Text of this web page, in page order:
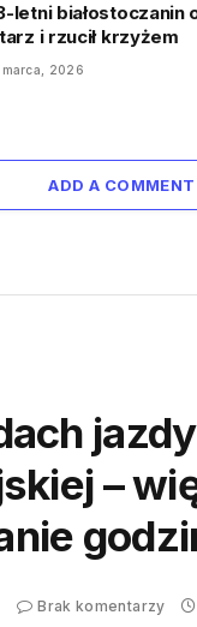
letni białostoczanin
i rzucił krzyżem
marca, 2026
ADD A COMMENT
–
Brak komentarzy